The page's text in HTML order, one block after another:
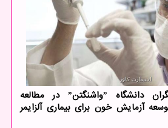
اسمارت كاور: پژوهشگران دانشگاه ˮواشنگتنˮ در مطالعه
آزمایش خون برای بیماری آلزایمر